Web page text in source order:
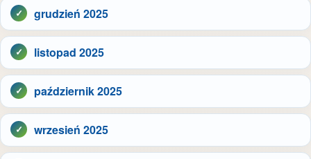
grudzień 2025
listopad 2025
październik 2025
wrzesień 2025